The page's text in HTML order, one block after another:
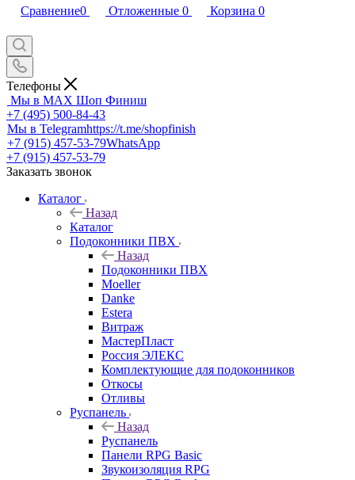
Сравнение0 Отложенные 0 Корзина 0
Телефоны
Мы в MAX Шоп Финиш
+7 (495) 500-84-43
Мы в Telegramhttps://t.me/shopfinish
+7 (915) 457-53-79WhatsApp
+7 (915) 457-53-79
Заказать звонок
Каталог
Назад
Каталог
Подоконники ПВХ
Назад
Подоконники ПВХ
Moeller
Danke
Estera
Витраж
МастерПласт
Россия ЭЛЕКС
Комплектующие для подоконников
Откосы
Отливы
Руспанель
Назад
Руспанель
Панели RPG Basic
Звукоизоляция RPG